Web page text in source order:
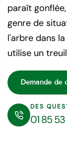
paraît
genre de
l'arbre dans
utilise un
Demande de
DES
01 85 53